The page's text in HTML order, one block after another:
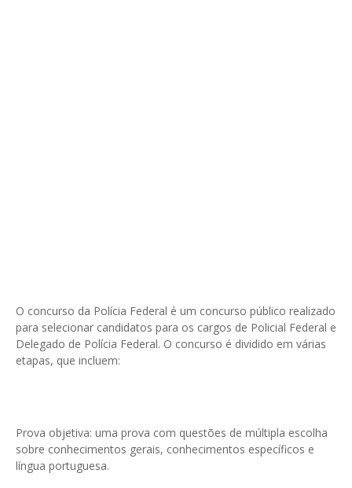
O concurso da Polícia Federal é um concurso público realizado
para selecionar candidatos para os cargos de Policial Federal e
Delegado de Polícia Federal. O concurso é dividido em várias
etapas, que incluem:
Prova objetiva: uma prova com questões de múltipla escolha
sobre conhecimentos gerais, conhecimentos específicos e
língua portuguesa.